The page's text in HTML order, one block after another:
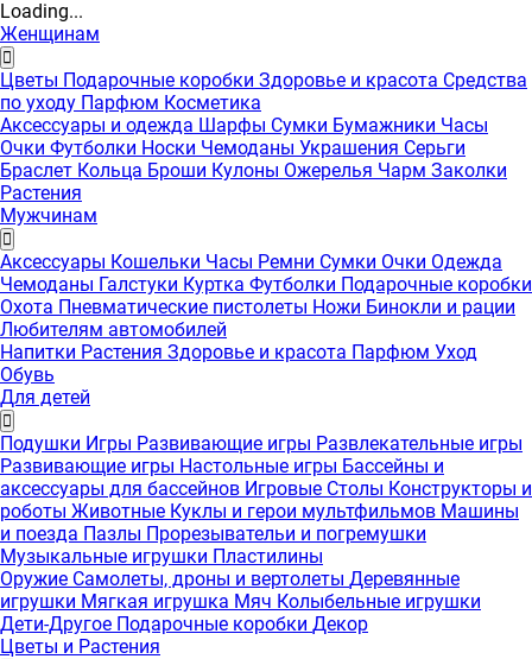
Loading...
Женщинам
Цветы Подарочные коробки Здоровье и красота Средства
по уходу Парфюм Косметика
Аксессуары и одежда Шарфы Сумки Бумажники Часы
Очки Футболки Носки Чемоданы Украшения Серьги
Браслет Кольца Броши Кулоны Ожерелья Чарм Заколки
Растения
Мужчинам
Аксессуары Кошельки Часы Ремни Сумки Очки Одежда
Чемоданы Галстуки Куртка Футболки Подарочные коробки
Охота Пневматические пистолеты Ножи Бинокли и рации
Любителям автомобилей
Напитки Растения Здоровье и красота Парфюм Уход
Обувь
Для детей
Подушки Игры Развивающие игры Развлекательные игры
Развивающие игры Настольные игры Бассейны и
аксессуары для бассейнов Игровые Столы Конструкторы и
роботы Животные Куклы и герои мультфильмов Машины
и поезда Пазлы Прорезывательи и погремушки
Музыкальные игрушки Пластилины
Оружие Самолеты, дроны и вертолеты Деревянные
игрушки Мягкая игрушка Мяч Колыбельные игрушки
Дети-Другое Подарочные коробки Декор
Цветы и Растения